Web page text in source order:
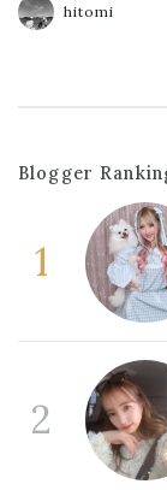
hitomi
Blogger
1
2